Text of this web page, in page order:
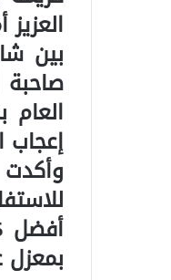
بين
إعجاب
بمعزل